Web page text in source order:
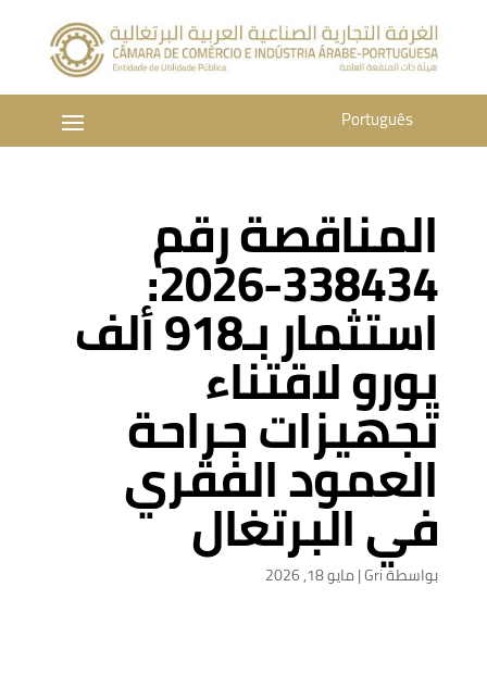
Português
المناقصة رقم
338434-2026:
استثمار بـ918 ألف
يورو لاقتناء
تجهيزات جراحة
العمود الفقري
في البرتغال
بواسطةGri
|مايو 18, 2026